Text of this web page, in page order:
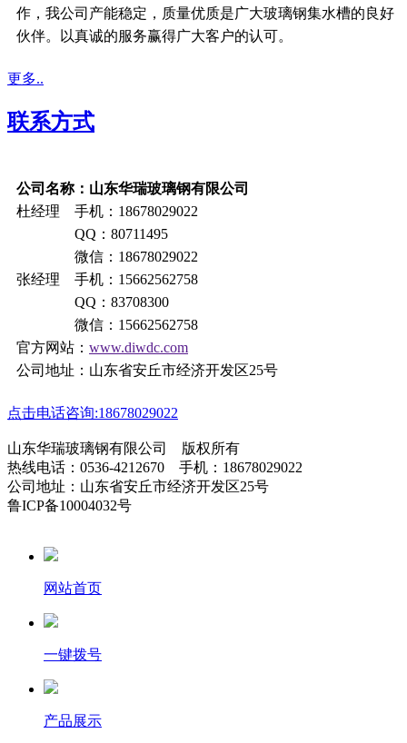
作，我公司产能稳定，质量优质是广大玻璃钢集水槽的良好
伙伴。以真诚的服务赢得广大客户的认可。
更多..
联系方式
公司名称：山东华瑞玻璃钢有限公司
杜经理 手机：18678029022
QQ：80711495
微信：18678029022
张经理 手机：15662562758
QQ：83708300
微信：15662562758
官方网站： www.diwdc.com
公司地址：山东省安丘市经济开发区25号
点击电话咨询:18678029022
山东华瑞玻璃钢有限公司 版权所有
热线电话：0536-4212670 手机：18678029022
公司地址：山东省安丘市经济开发区25号
鲁ICP备10004032号
网站首页
一键拨号
产品展示